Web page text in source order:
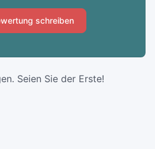
schreiben
Seien Sie der Erste!